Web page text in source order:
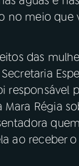
no meio que
das
responsável
Régia
ao receber